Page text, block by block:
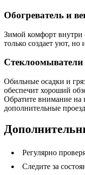
Обогреватель и
Зимой комфорт внутри
только создает уют, но
Обильные осадки и
обеспечит хороший
Обратите внимание на
дополнительные
Регулярно
Следите за